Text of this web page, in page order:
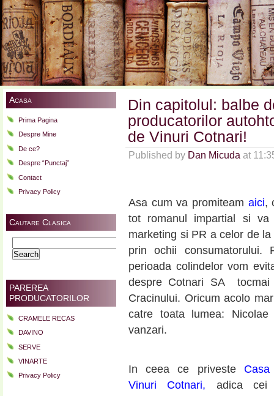
Acasa
Prima Pagina
Despre Mine
De ce?
Despre “Punctaj”
Contact
Privacy Policy
Cautare Clasica
for:
PAREREA
PRODUCATORILOR
CRAMELE RECAS
DAVINO
SERVE
VINARTE
Privacy Policy
Din capitolul: balbe
producatorilor
de Vinuri Cotnari!
Published by Dan Micuda at
Asa cum va promiteam aici,
tot romanul impartial si
marketing si PR a celor de
prin ochii
perioada colindelor vom
despre Cotnari SA
Cracinului. Oricum acolo
catre toata lumea:
vanzari.
In ceea ce priveste
Vinuri Cotnari, adica cei